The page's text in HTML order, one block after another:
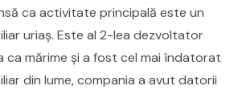
ca activitate principală este un
uriaș. Este al 2-lea dezvoltator
ca mărime și a fost cel mai îndatorat
din lume, compania a avut datorii